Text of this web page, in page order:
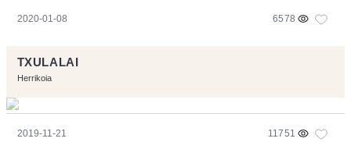
2020-01-08 6578
TXULALAI
Herrikoia
2019-11-21 11751